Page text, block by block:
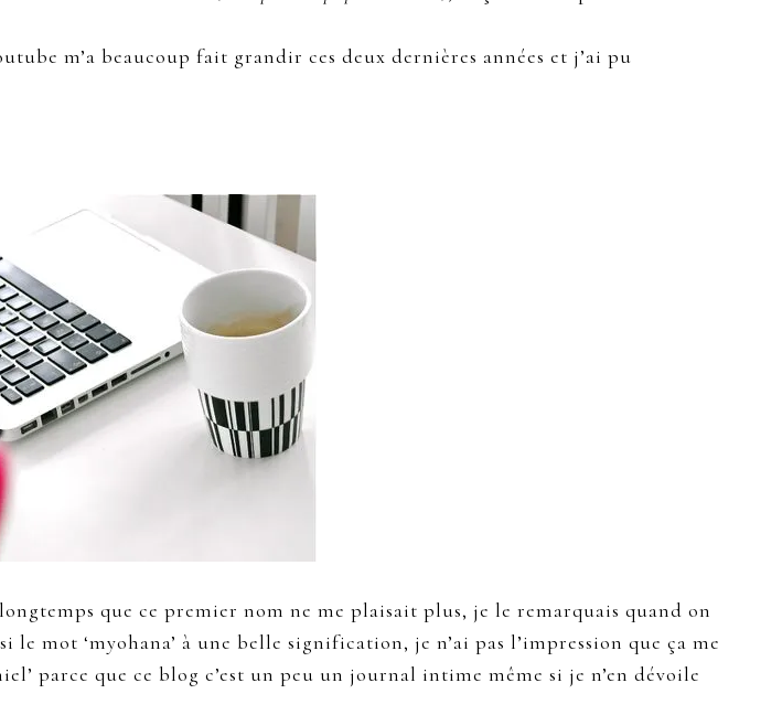
m’a beaucoup fait grandir ces deux dernières années et j’ai pu
que ce premier nom ne me plaisait plus, je le remarquais quand on
mot ‘myohana’ à une belle signification, je n’ai pas l’impression que ça me
parce que ce blog c’est un peu un journal intime même si je n’en dévoile